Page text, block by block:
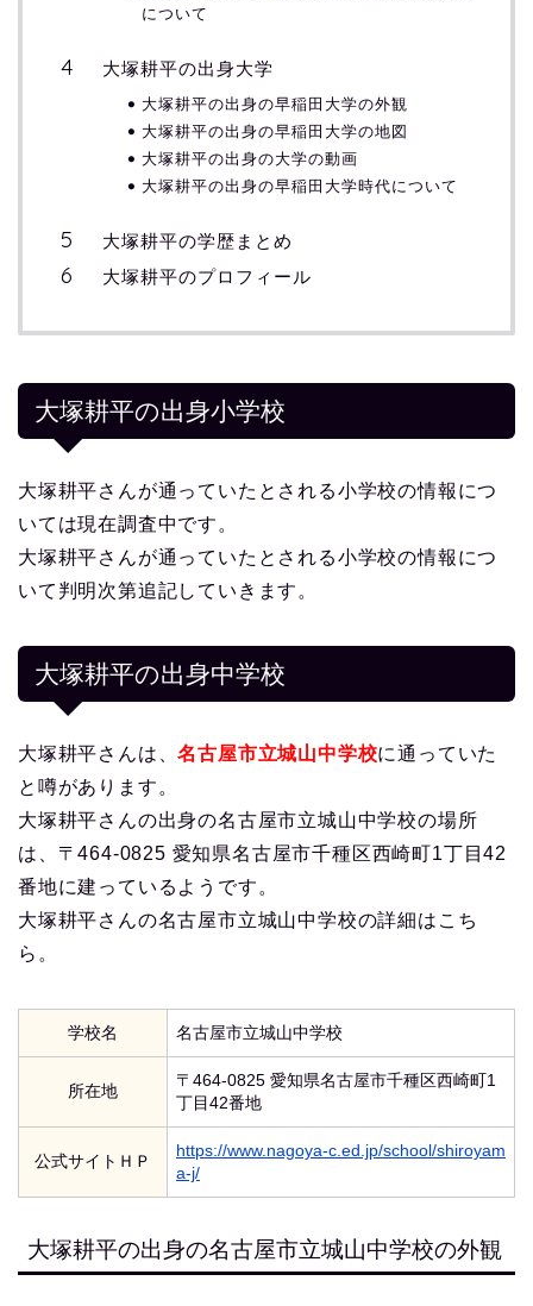
について
大塚耕平の出身大学
大塚耕平の出身の早稲田大学の外観
大塚耕平の出身の早稲田大学の地図
大塚耕平の出身の大学の動画
大塚耕平の出身の早稲田大学時代について
大塚耕平の学歴まとめ
大塚耕平のプロフィール
大塚耕平の出身小学校
大塚耕平さんが通っていたとされる小学校の情報につ
いては現在調査中です。
大塚耕平さんが通っていたとされる小学校の情報につ
いて判明次第追記していきます。
大塚耕平の出身中学校
大塚耕平さんは、名古屋市立城山中学校に通っていた
と噂があります。
大塚耕平さんの出身の名古屋市立城山中学校の場所
は、〒464-0825 愛知県名古屋市千種区西崎町1丁目42
番地に建っているようです。
大塚耕平さんの名古屋市立城山中学校の詳細はこち
ら。
学校名 名古屋市立城山中学校
所在地
〒464-0825 愛知県名古屋市千種区西崎町1
丁目42番地
公式サイトＨＰ
https://www.nagoya-c.ed.jp/school/shiroyam
a-j/
大塚耕平の出身の名古屋市立城山中学校の外観